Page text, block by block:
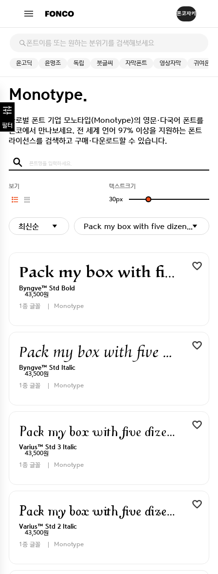
윤고딕 윤명조 독립 붓글씨 자막폰트 영상자막 귀여운
Monotype.
글로벌 폰트 기업 모노타입(Monotype)의 영문·다국어 폰트를
폰코에서 만나보세요. 전 세계 언어 97% 이상을 지원하는 폰트
라이선스를 검색하고 구매·다운로드할 수 있습니다.
필터
보기
텍스트크기
30px
최신순 Pack my box with five dizen liquor
Pack my box with five dizen liquor jugs
Byngve™ Std Bold
43,500원
1종 글꼴
Monotype
Pack my box with five dizen liquor jugs
Byngve™ Std Italic
43,500원
1종 글꼴
Monotype
Pack my box with five dizen liquor jugs
Varius™ Std 3 Italic
43,500원
1종 글꼴
Monotype
Pack my box with five dizen liquor jugs
Varius™ Std 2 Italic
43,500원
1종 글꼴
Monotype